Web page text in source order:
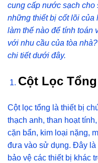
cung cấp nước sạch cho
những thiết bị cốt lõi của
làm thế nào để tính toán
với nhu cầu của tòa
chi tiết dưới đây.
Cột Lọc
Cột lọc tổng là thiết bị
thạch anh, than hoạt
cặn bẩn, kim loại nặng,
đưa vào sử dụng. Đây
bảo vệ các thiết bị khác